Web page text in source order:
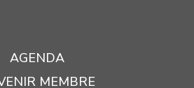
AGENDA
MEMBRE